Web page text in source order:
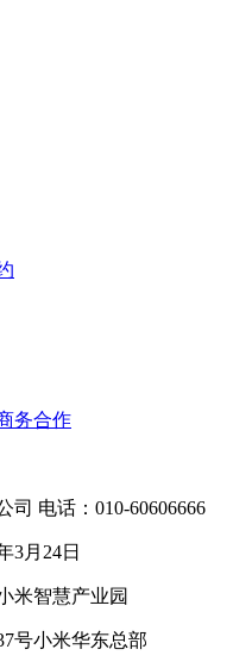
务合作
电话：010-60606666
3月24日
米智慧产业园
号小米华东总部